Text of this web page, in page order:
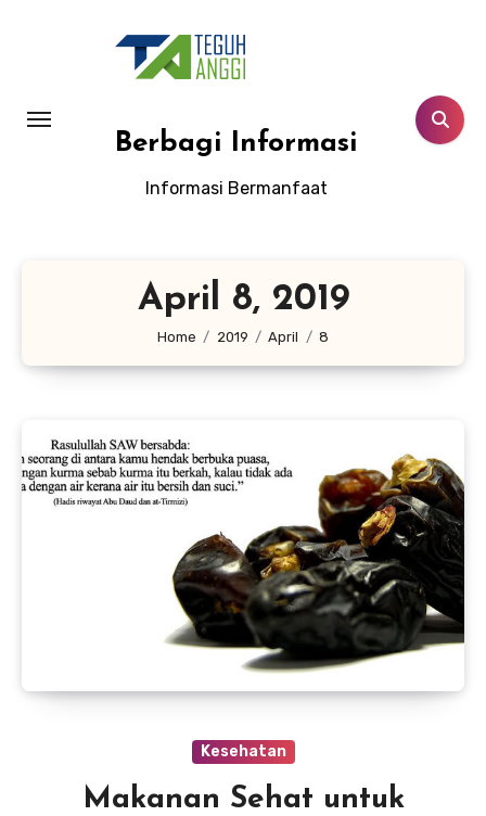
Berbagi Informasi
Informasi Bermanfaat
April 8, 2019
Home 2019 April 8
Kesehatan
Makanan Sehat untuk